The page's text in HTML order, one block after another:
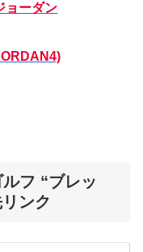
ョーダン
フ “ブレッ
ンク